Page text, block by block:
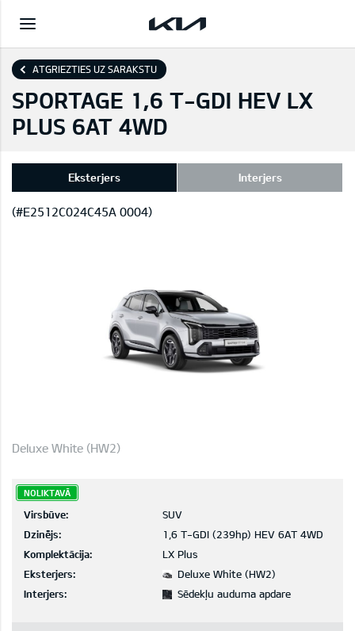
ATGRIEZTIES UZ SARAKSTU
SPORTAGE 1,6 T-GDI HEV LX
PLUS 6AT 4WD
Eksterjers Interjers
(#E2512C024C45A 0004)
Deluxe White (HW2)
NOLIKTAVĀ
Virsbūve:
SUV
Dzinējs:
1,6 T-GDI (239hp) HEV 6AT 4WD
Komplektācija:
LX Plus
Eksterjers:
Deluxe White (HW2)
Interjers:
Sēdekļu auduma apdare